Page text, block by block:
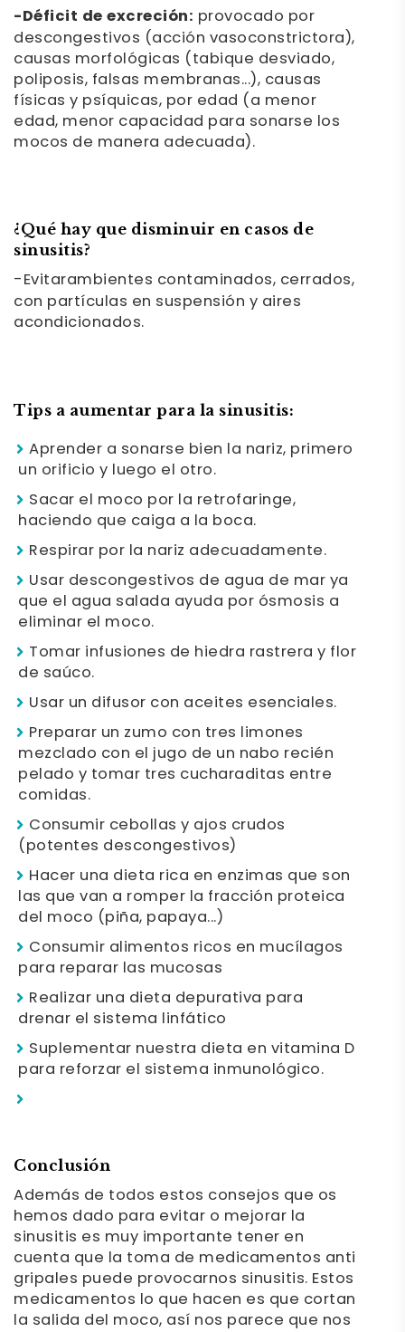
-Déficit de excreción: provocado por
descongestivos (acción vasoconstrictora),
causas morfológicas (tabique desviado,
poliposis, falsas membranas...), causas
físicas y psíquicas, por edad (a menor
edad, menor capacidad para sonarse los
mocos de manera adecuada).
¿Qué hay que disminuir en casos de
sinusitis?
-Evitarambientes contaminados, cerrados,
con partículas en suspensión y aires
acondicionados.
Tips a aumentar para la sinusitis:
Aprender a sonarse bien la nariz, primero
un orificio y luego el otro.
Sacar el moco por la retrofaringe,
haciendo que caiga a la boca.
Respirar por la nariz adecuadamente.
Usar descongestivos de agua de mar ya
que el agua salada ayuda por ósmosis a
eliminar el moco.
Tomar infusiones de hiedra rastrera y flor
de saúco.
Usar un difusor con aceites esenciales.
Preparar un zumo con tres limones
mezclado con el jugo de un nabo recién
pelado y tomar tres cucharaditas entre
comidas.
Consumir cebollas y ajos crudos
(potentes descongestivos)
Hacer una dieta rica en enzimas que son
las que van a romper la fracción proteica
del moco (piña, papaya...)
Consumir alimentos ricos en mucílagos
para reparar las mucosas
Realizar una dieta depurativa para
drenar el sistema linfático
Suplementar nuestra dieta en vitamina D
para reforzar el sistema inmunológico.
Conclusión
Además de todos estos consejos que os
hemos dado para evitar o mejorar la
sinusitis es muy importante tener en
cuenta que la toma de medicamentos anti
gripales puede provocarnos sinusitis. Estos
medicamentos lo que hacen es que cortan
la salida del moco, así nos parece que nos